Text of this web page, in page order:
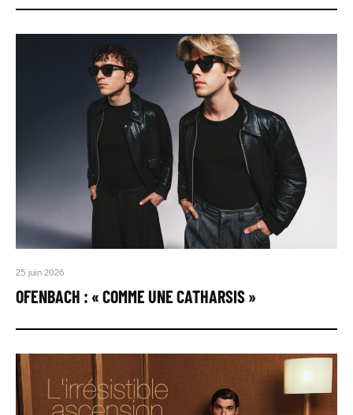
25 juin 2026
OFENBACH : « COMME UNE CATHARSIS »